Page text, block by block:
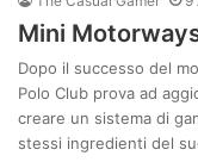
Mini
Dopo il successo del
Polo Club prova ad
creare un sistema di
stessi ingredienti del